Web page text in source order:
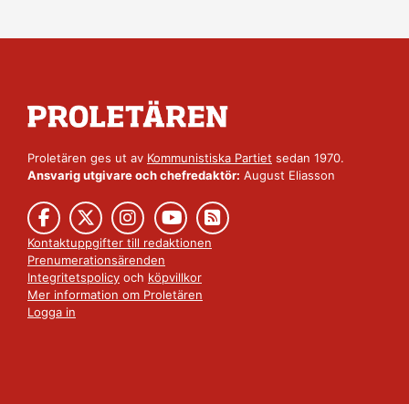
Proletären ges ut av Kommunistiska Partiet sedan 1970.
Ansvarig utgivare och chefredaktör: August Eliasson
Kontaktuppgifter till redaktionen
Prenumerationsärenden
Integritetspolicy och köpvillkor
Mer information om Proletären
Logga in